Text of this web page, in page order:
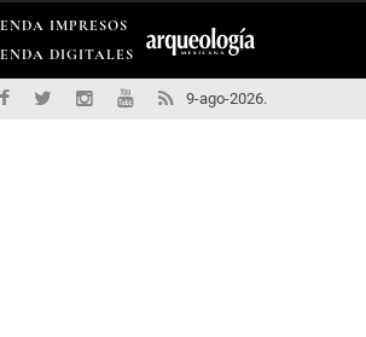
IMPRESOS
DIGITALES
9-ago-2026.